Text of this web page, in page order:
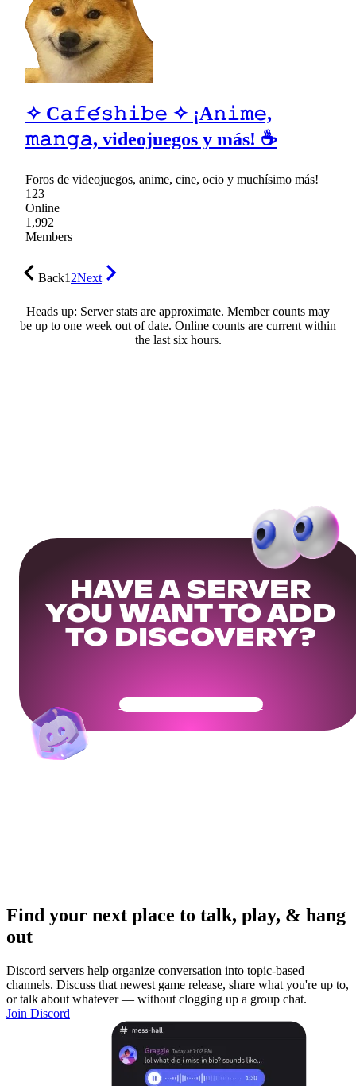
✧ C𝚊𝚏𝚎́𝚜𝚑𝚒𝚋𝚎 ✧ ¡A𝚗𝚒𝚖𝚎,
𝚖𝚊𝚗𝚐𝚊, videojuegos y más! ☕
Foros de videojuegos, anime, cine, ocio y muchísimo más!
123
Online
1,992
Members
Back12Next
Heads up: Server stats are approximate. Member counts may
be up to one week out of date. Online counts are current within
the last six hours.
HAVE A SERVER
YOU WANT TO ADD
TO DISCOVERY?
Get Your Community Ready
Find your next place to talk, play, & hang
out
Discord servers help organize conversation into topic-based
channels. Discuss that newest game release, share what you're up to,
or talk about whatever — without clogging up a group chat.
Join Discord